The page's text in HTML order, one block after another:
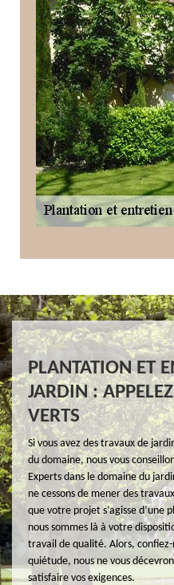
PLANTATION ET
JARDIN :
VERTS
Si vous avez des travaux de
du domaine, nous vous
Experts dans le domaine du
ne cessons de mener des
que votre projet s’agisse d’une
nous sommes là à votre
travail de qualité. Alors,
quiétude, nous ne vous
satisfaire vos exigences.